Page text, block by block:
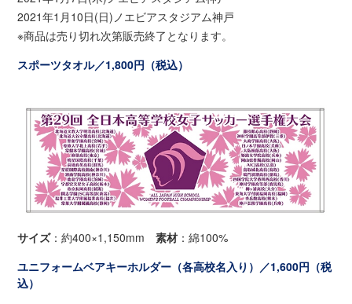
2021年1月10日(日)ノエビアスタジアム神戸
※商品は売り切れ次第販売終了となります。
スポーツタオル／1,800円（税込）
サイズ：約400×1,150mm素材 ：綿100%
ユニフォームベアキーホルダー（各高校名入り）／1,600円（税
込）